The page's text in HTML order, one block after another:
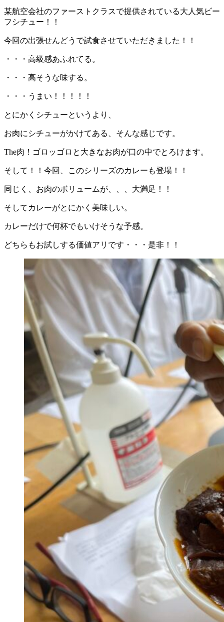
某航空会社のファーストクラスで提供されている大人気ビー
フシチュー！！
今回の出張せんどうで試食させていただきました！！
・・・高級感あふれてる。
・・・高そうな味する。
・・・うまい！！！！！
とにかくシチューというより、
お肉にシチューがかけてある、そんな感じです。
The肉！ゴロッゴロと大きなお肉が口の中でとろけます。
そして！！今回、このシリーズのカレーも登場！！
同じく、お肉のボリュームが、、、大満足！！
そしてカレーがとにかく美味しい。
カレーだけで何杯でもいけそうな予感。
どちらもお試しする価値アリです・・・是非！！